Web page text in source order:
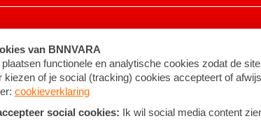
Algemene voorwaarden ©2026BNNVARA